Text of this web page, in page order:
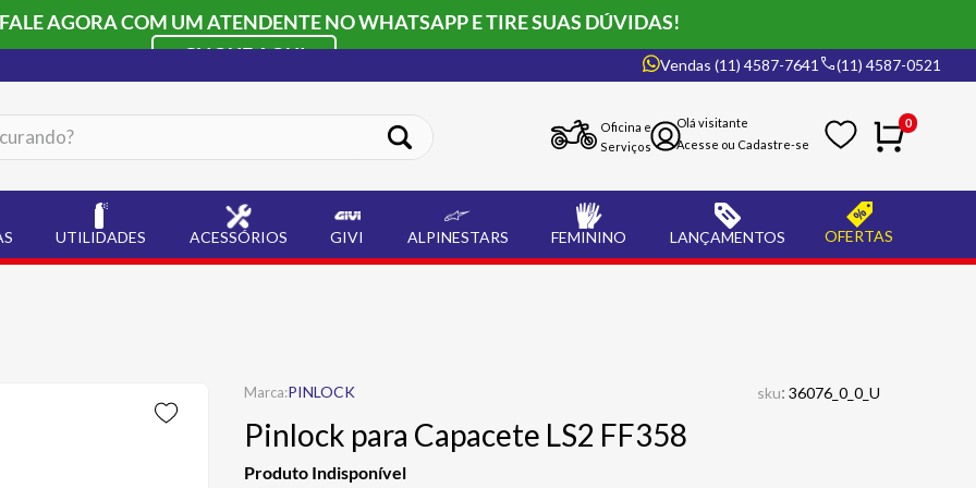
AGORA COM UM ATENDENTE NO WHATSAPP E TIRE SUAS DÚVIDAS!
CLIQUE AQUI
Vendas (11) 4587-7641 (11) 4587-0521
Oficina e
Serviços
0
UTILIDADES ACESSÓRIOS GIVI ALPINESTARS FEMININO LANÇAMENTOS OFERTAS
PINLOCK sku: 36076_0_0_U
Pinlock para Capacete LS2 FF358
Produto Indisponível